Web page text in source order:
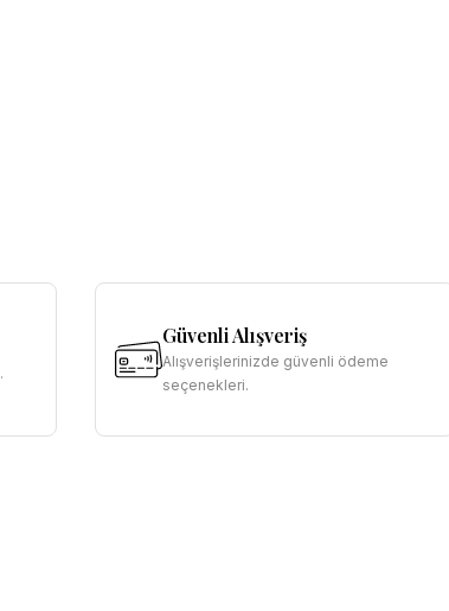
Güvenli Alışveriş
Alışverişlerinizde güvenli ödeme
seçenekleri.